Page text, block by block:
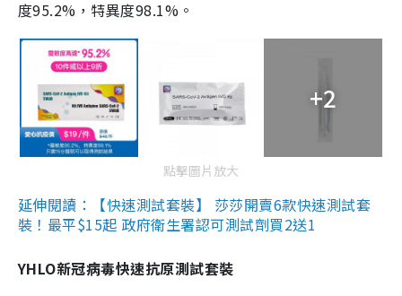
度95.2%，特異度98.1%。
+2
點擊圖片放大
延伸閱讀：【快速測試套裝】 莎莎開賣6款快速測試套
裝！最平$15起 政府衛生署認可測試劑買2送1
YHLO新冠病毒快速抗原測試套裝